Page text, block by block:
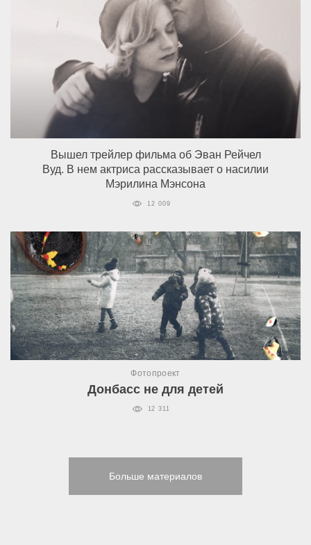
Вышел трейлер фильма об Эван Рейчел
Вуд. В нем актриса рассказывает о насилии
Мэрилина Мэнсона
12 009
Фотопроект
Донбасс не для детей
12 311
Больше материалов